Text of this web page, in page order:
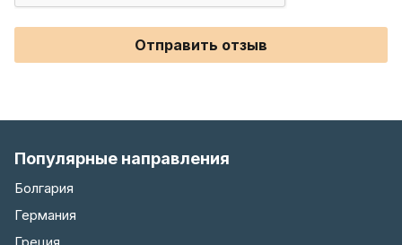
Отправить отзыв
Популярные направления
Болгария
Германия